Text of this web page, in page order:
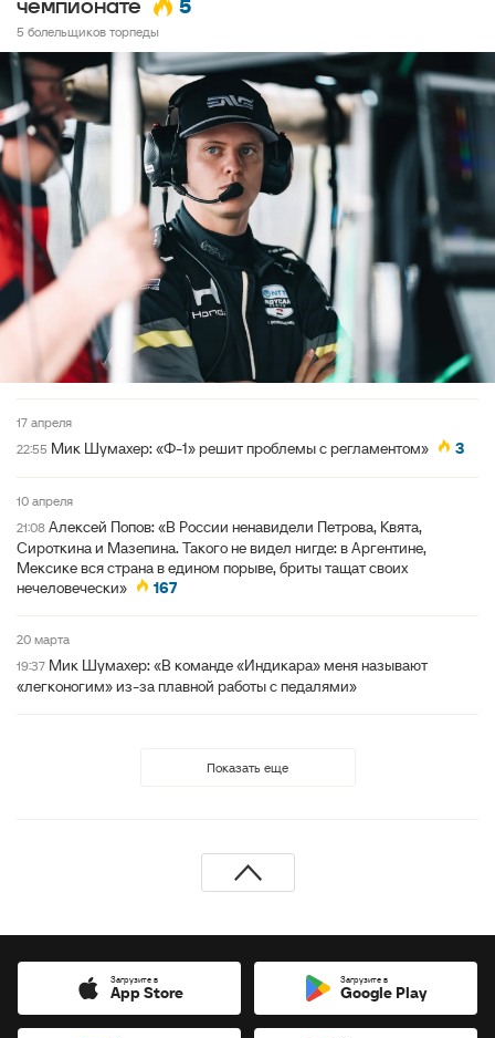
чемпионате
5 болельщиков торпеды
17 апреля
22:55 Мик Шумахер: «Ф-1» решит проблемы с регламентом» 3
10 апреля
21:08 Алексей Попов: «В России ненавидели Петрова, Квята,
Сироткина и Мазепина. Такого не видел нигде: в Аргентине,
Мексике вся страна в едином порыве, бриты тащат своих
нечеловечески»
167
20 марта
19:37 Мик Шумахер: «В команде «Индикара» меня называют
«легконогим» из-за плавной работы с педалями»
Показать еще
Загрузите в
App Store
Загрузите в
Google Play